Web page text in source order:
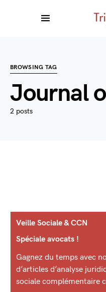
BROWSING TAG
Journal
2 posts
Veille Sociale & CCN
Spéciale avocats !
Gagnez du temps avec
d’articles d’analyse
sociale complémentaire